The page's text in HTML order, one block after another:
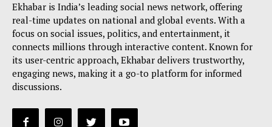
Ekhabar is India’s leading social news network, offering
real-time updates on national and global events. With a
focus on social issues, politics, and entertainment, it
connects millions through interactive content. Known for
its user-centric approach, Ekhabar delivers trustworthy,
engaging news, making it a go-to platform for informed
discussions.